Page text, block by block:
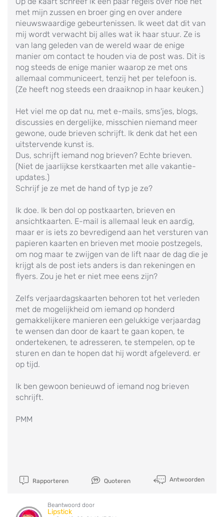
met mijn zussen en broer ging en over andere
nieuwswaardige gebeurtenissen. Ik weet dat dit van
mij wordt verwacht bij alles wat ik haar stuur. Ze is
van lang geleden van de wereld waar de enige
manier om contact te houden via de post was. Dit is
nog steeds de enige manier waarop ze met ons
allemaal communiceert, tenzij het per telefoon is.
(Ze heeft nog steeds een draaiknop in haar keuken.)
Het viel me op dat nu, met e-mails, sms'jes, blogs,
discussies en dergelijke, misschien niemand meer
gewone, oude brieven schrijft. Ik denk dat het een
uitstervende kunst is.
Dus, schrijft iemand nog brieven? Echte brieven.
(Niet de jaarlijkse kerstkaarten met alle vakantie-
updates.)
Schrijf je ze met de hand of typ je ze?
Ik doe. Ik ben dol op postkaarten, brieven en
ansichtkaarten. E-mail is allemaal leuk en aardig,
maar er is iets zo bevredigend aan het versturen van
papieren kaarten en brieven met mooie postzegels,
om nog maar te zwijgen van de lift naar de dag die je
krijgt als de post iets anders is dan rekeningen en
flyers. Zou je het er niet mee eens zijn?
Zelfs verjaardagskaarten behoren tot het verleden
met de mogelijkheid om iemand op honderd
gemakkelijkere manieren een gelukkige verjaardag
te wensen dan door de kaart te gaan kopen, te
ondertekenen, te adresseren, te stempelen, op te
sturen en dan te hopen dat hij wordt afgeleverd. er
op tijd.
Ik ben gewoon benieuwd of iemand nog brieven
schrijft.
PMM
Rapporteren Quoteren Antwoorden
Beantwoord door
Lipstick